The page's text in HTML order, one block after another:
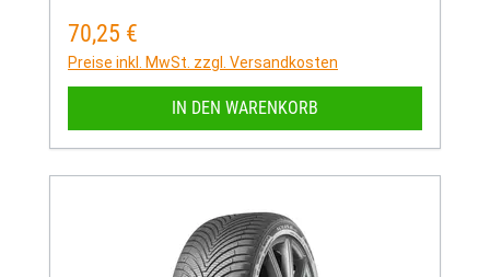
Regulärer Preis:
70,25 €
Preise inkl. MwSt. zzgl. Versandkosten
IN DEN WARENKORB